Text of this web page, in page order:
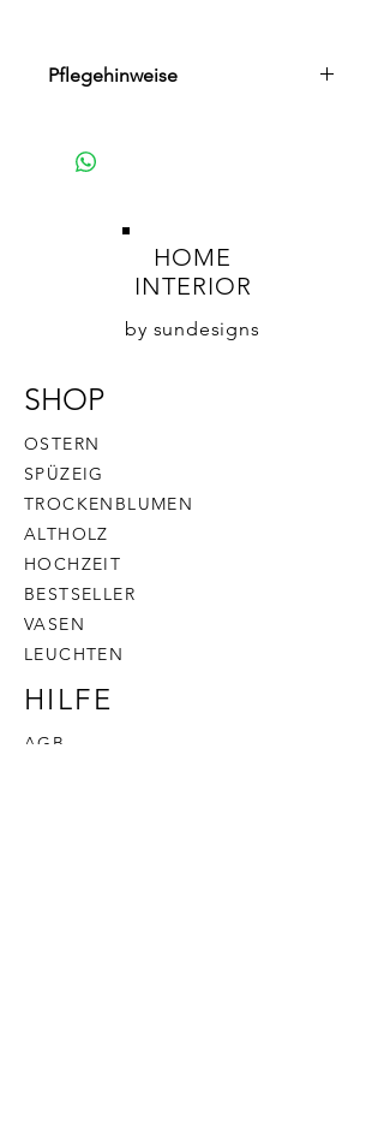
Pflegehinweise
oder Staubwedel leicht abstauben.
Alternativ können Sie einen Fön auf
verwenden.
HOME
INTERIOR
by sundesigns
SHOP
OSTERN
SPÜZEIG
TROCKENBLUMEN
ALTHOLZ
HOCHZEIT
BESTSELLER
VASEN
LEUCHTEN
HILFE
AGB